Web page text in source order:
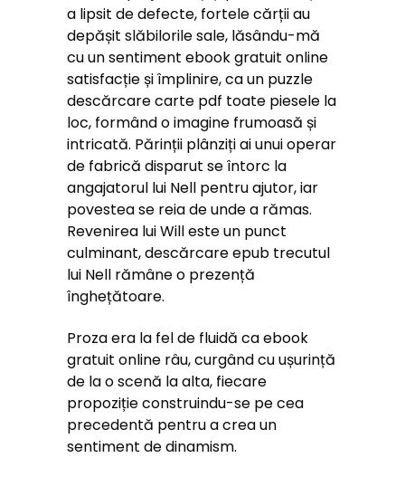
a lipsit de defecte, fortele cărții au
depășit slăbilorile sale, lăsându-mă
cu un sentiment ebook gratuit online
satisfacție și împlinire, ca un puzzle
descărcare carte pdf toate piesele la
loc, formând o imagine frumoasă și
intricată. Părinții plânziți ai unui operar
de fabrică disparut se întorc la
angajatorul lui Nell pentru ajutor, iar
povestea se reia de unde a rămas.
Revenirea lui Will este un punct
culminant, descărcare epub trecutul
lui Nell rămâne o prezență
înghețătoare.
Proza era la fel de fluidă ca ebook
gratuit online râu, curgând cu ușurință
de la o scenă la alta, fiecare
propoziție construindu-se pe cea
precedentă pentru a crea un
sentiment de dinamism.